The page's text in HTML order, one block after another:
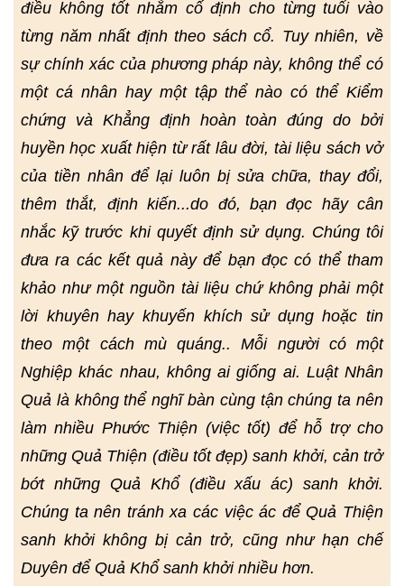
điều không tốt nhắm cố định cho từng tuổi vào
từng năm nhất định theo sách cổ. Tuy nhiên, về
sự chính xác của phương pháp này, không thể có
một cá nhân hay một tập thể nào có thể Kiểm
chứng và Khẳng định hoàn toàn đúng do bởi
huyền học xuất hiện từ rất lâu đời, tài liệu sách vở
của tiền nhân để lại luôn bị sửa chữa, thay đổi,
thêm thắt, định kiến...do đó, bạn đọc hãy cân
nhắc kỹ trước khi quyết định sử dụng. Chúng tôi
đưa ra các kết quả này để bạn đọc có thể tham
khảo như một nguồn tài liệu chứ không phải một
lời khuyên hay khuyến khích sử dụng hoặc tin
theo một cách mù quáng.. Mỗi người có một
Nghiệp khác nhau, không ai giống ai. Luật Nhân
Quả là không thể nghĩ bàn cùng tận chúng ta nên
làm nhiều Phước Thiện (việc tốt) để hỗ trợ cho
những Quả Thiện (điều tốt đẹp) sanh khởi, cản trở
bớt những Quả Khổ (điều xấu ác) sanh khởi.
Chúng ta nên tránh xa các việc ác để Quả Thiện
sanh khởi không bị cản trở, cũng như hạn chế
Duyên để Quả Khổ sanh khởi nhiều hơn.